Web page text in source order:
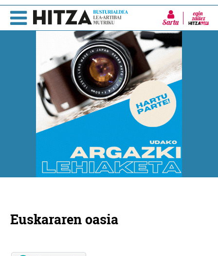
Sartu
Euskararen oasia